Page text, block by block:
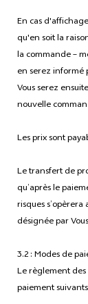
En cas
qu'en soit la
la commande –
en serez informé
Vous serez
nouvelle
Les prix sont
Le transfert de
qu’après le
risques
désignée par
3.2 : Modes de
Le règlement
paiement